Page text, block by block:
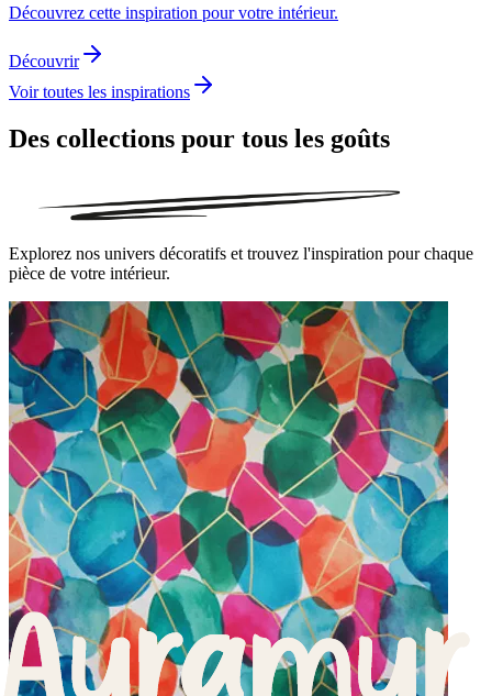
Découvrez cette inspiration pour votre intérieur.
Découvrir
Voir toutes les inspirations
Des collections pour tous les goûts
Explorez nos univers décoratifs et trouvez l'inspiration pour chaque
pièce de votre intérieur.